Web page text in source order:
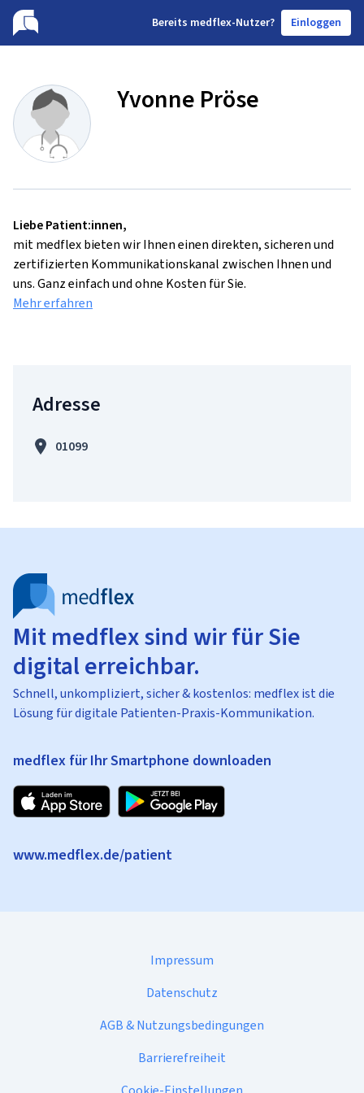
Bereits medflex-Nutzer? Einloggen
Yvonne Pröse
Liebe Patient:innen,
mit medflex bieten wir Ihnen einen direkten, sicheren und
zertifizierten Kommunikationskanal zwischen Ihnen und
uns. Ganz einfach und ohne Kosten für Sie.
Mehr erfahren
Adresse
01099
Mit medflex sind wir für Sie
digital erreichbar.
Schnell, unkompliziert, sicher & kostenlos: medflex ist die
Lösung für digitale Patienten-Praxis-Kommunikation.
medflex für Ihr Smartphone downloaden
www.medflex.de/patient
Impressum
Datenschutz
AGB & Nutzungsbedingungen
Barrierefreiheit